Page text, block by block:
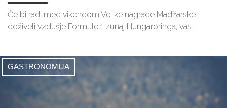
Če bi radi med vikendom Velike nagrade Madžarske
doživeli vzdušje Formule 1 zunaj Hungaroringa, vas
GASTRONOMIJA